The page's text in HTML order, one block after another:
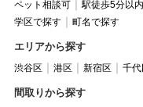
ペット相談可 駅徒歩5分以内
学区で探す
町名で探す
エリアから探す
渋谷区 港区 新宿区 千代
間取りから探す